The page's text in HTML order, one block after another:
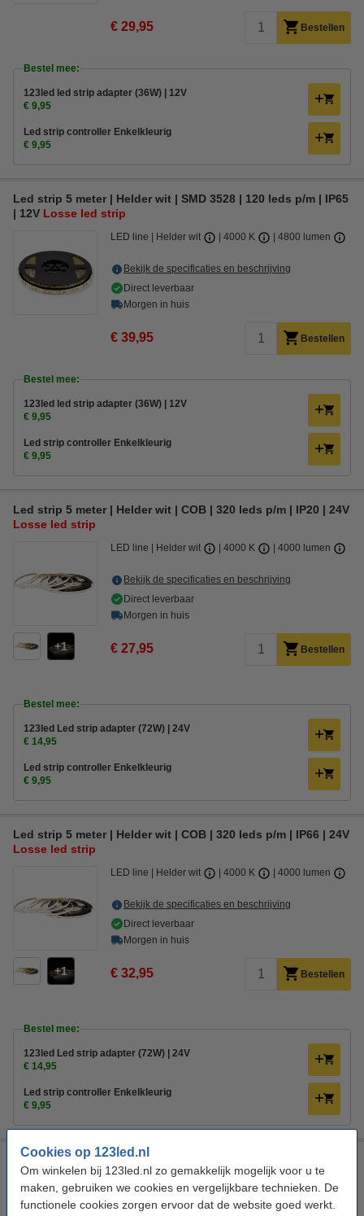
Cookies op 123led.nl
Om winkelen bij 123led.nl zo gemakkelijk mogelijk voor u te
maken, gebruiken we cookies en vergelijkbare technieken. De
functionele cookies zorgen ervoor dat de website goed werkt.
€ 29,95 Bestellen
Bestel mee:
123led led strip adapter (36W) | 12V
€ 9,95
Led strip controller Enkelkleurig
€ 9,95
Led strip 5 meter | Helder wit | SMD 3528 | 120 leds p/m | IP65
| 12V Losse led strip
LED line Helder wit 4000 K 4800 lumen
Bekijk de specificaties en beschrijving
Direct leverbaar
Morgen in huis
€ 39,95 Bestellen
Bestel mee:
123led led strip adapter (36W) | 12V
€ 9,95
Led strip controller Enkelkleurig
€ 9,95
Led strip 5 meter | Helder wit | COB | 320 leds p/m | IP20 | 24V
Losse led strip
1
LED line Helder wit 4000 K 4000 lumen
Bekijk de specificaties en beschrijving
Direct leverbaar
Morgen in huis
€ 27,95 Bestellen
Bestel mee:
123led Led strip adapter (72W) | 24V
€ 14,95
Led strip controller Enkelkleurig
€ 9,95
Led strip 5 meter | Helder wit | COB | 320 leds p/m | IP66 | 24V
Losse led strip
1
LED line Helder wit 4000 K 4000 lumen
Bekijk de specificaties en beschrijving
Direct leverbaar
Morgen in huis
€ 32,95 Bestellen
Bestel mee:
123led Led strip adapter (72W) | 24V
€ 14,95
Led strip controller Enkelkleurig
€ 9,95
Led strip 5 meter | Helder wit | SMD 3528 | 128 leds p/m | IP20
| 24V160 lm/W
4000 K